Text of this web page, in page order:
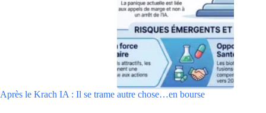
Après le Krach IA : Il se trame autre chose…en bourse